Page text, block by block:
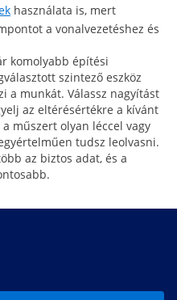
használata is, mert
a vonalvezetéshez és
komolyabb építési
szintező eszköz
a munkát. Válassz nagyítást
az eltérésértékre a kívánt
műszert olyan léccel vagy
tudsz leolvasni.
az biztos adat, és a